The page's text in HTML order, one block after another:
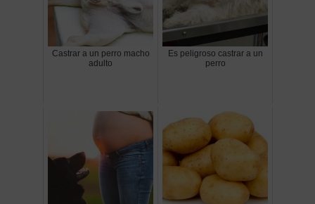
Castrar a un perro macho
adulto
Es peligroso castrar a un
perro